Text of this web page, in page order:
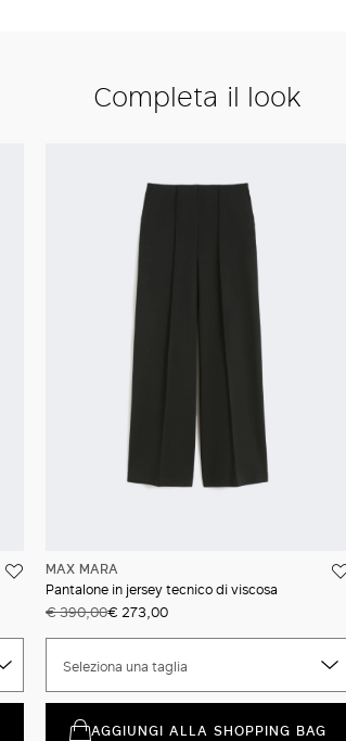
Completa il look
MAX MARA
Pantalone in jersey tecnico di viscosa
€ 390,00€ 273,00
Seleziona una taglia
AGGIUNGI ALLA SHOPPING BAG